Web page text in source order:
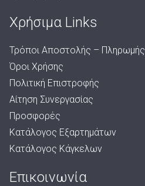
Χρήσιμα Links
Τρόποι Αποστολής – Πληρωμής
Όροι Χρήσης
Πολιτική Επιστροφής
Αίτηση Συνεργασίας
Προσφορές
Κατάλογος Εξαρτημάτων
Κατάλογος Κάγκελων
Επικοινωνία